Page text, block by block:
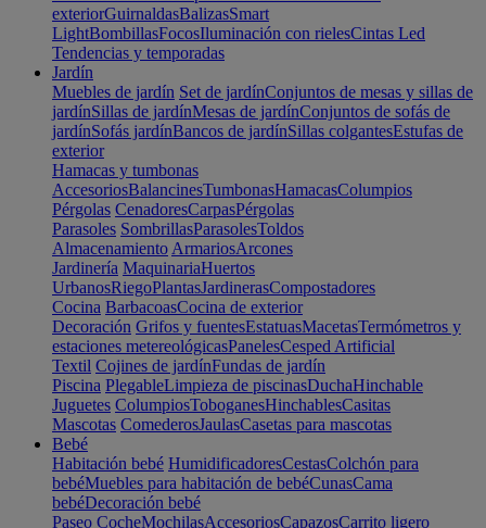
exteriorGuirnaldasBalizasSmart
LightBombillasFocosIluminación con rielesCintas Led
Tendencias y temporadas
Jardín
Muebles de jardín Set de jardínConjuntos de mesas y sillas de
jardínSillas de jardínMesas de jardínConjuntos de sofás de
jardínSofás jardínBancos de jardínSillas colgantesEstufas de
exterior
Hamacas y tumbonas
AccesoriosBalancinesTumbonasHamacasColumpios
Pérgolas CenadoresCarpasPérgolas
Parasoles SombrillasParasolesToldos
Almacenamiento ArmariosArcones
Jardinería MaquinariaHuertos
UrbanosRiegoPlantasJardinerasCompostadores
Cocina BarbacoasCocina de exterior
Decoración Grifos y fuentesEstatuasMacetasTermómetros y
estaciones metereológicasPanelesCesped Artificial
Textil Cojines de jardínFundas de jardín
Piscina PlegableLimpieza de piscinasDuchaHinchable
Juguetes ColumpiosToboganesHinchablesCasitas
Mascotas ComederosJaulasCasetas para mascotas
Bebé
Habitación bebé HumidificadoresCestasColchón para
bebéMuebles para habitación de bebéCunasCama
bebéDecoración bebé
Paseo CocheMochilasAccesoriosCapazosCarrito ligero